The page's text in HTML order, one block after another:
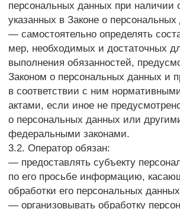
и порядок ее получения установлен Законом
о персональных данных;
— требовать от оператора уточнения его
персональных данных, их блокирования или
уничтожения в случае, если персональные данные
являются неполными, устаревшими, неточными,
незаконно полученными или не являются
необходимыми для заявленной цели обработки,
а также принимать предусмотренные законом меры
по защите своих прав;
— выдвигать условие предварительного согласия
при обработке персональных данных в целях
продвижения на рынке товаров, работ и услуг;
— на отзыв согласия на обработку персональных
данных, а также, на направление требования
о прекращении обработки персональных данных;
— обжаловать в уполномоченный орган по защите
прав субъектов персональных данных или
в судебном порядке неправомерные действия или
бездействие Оператора при обработке его